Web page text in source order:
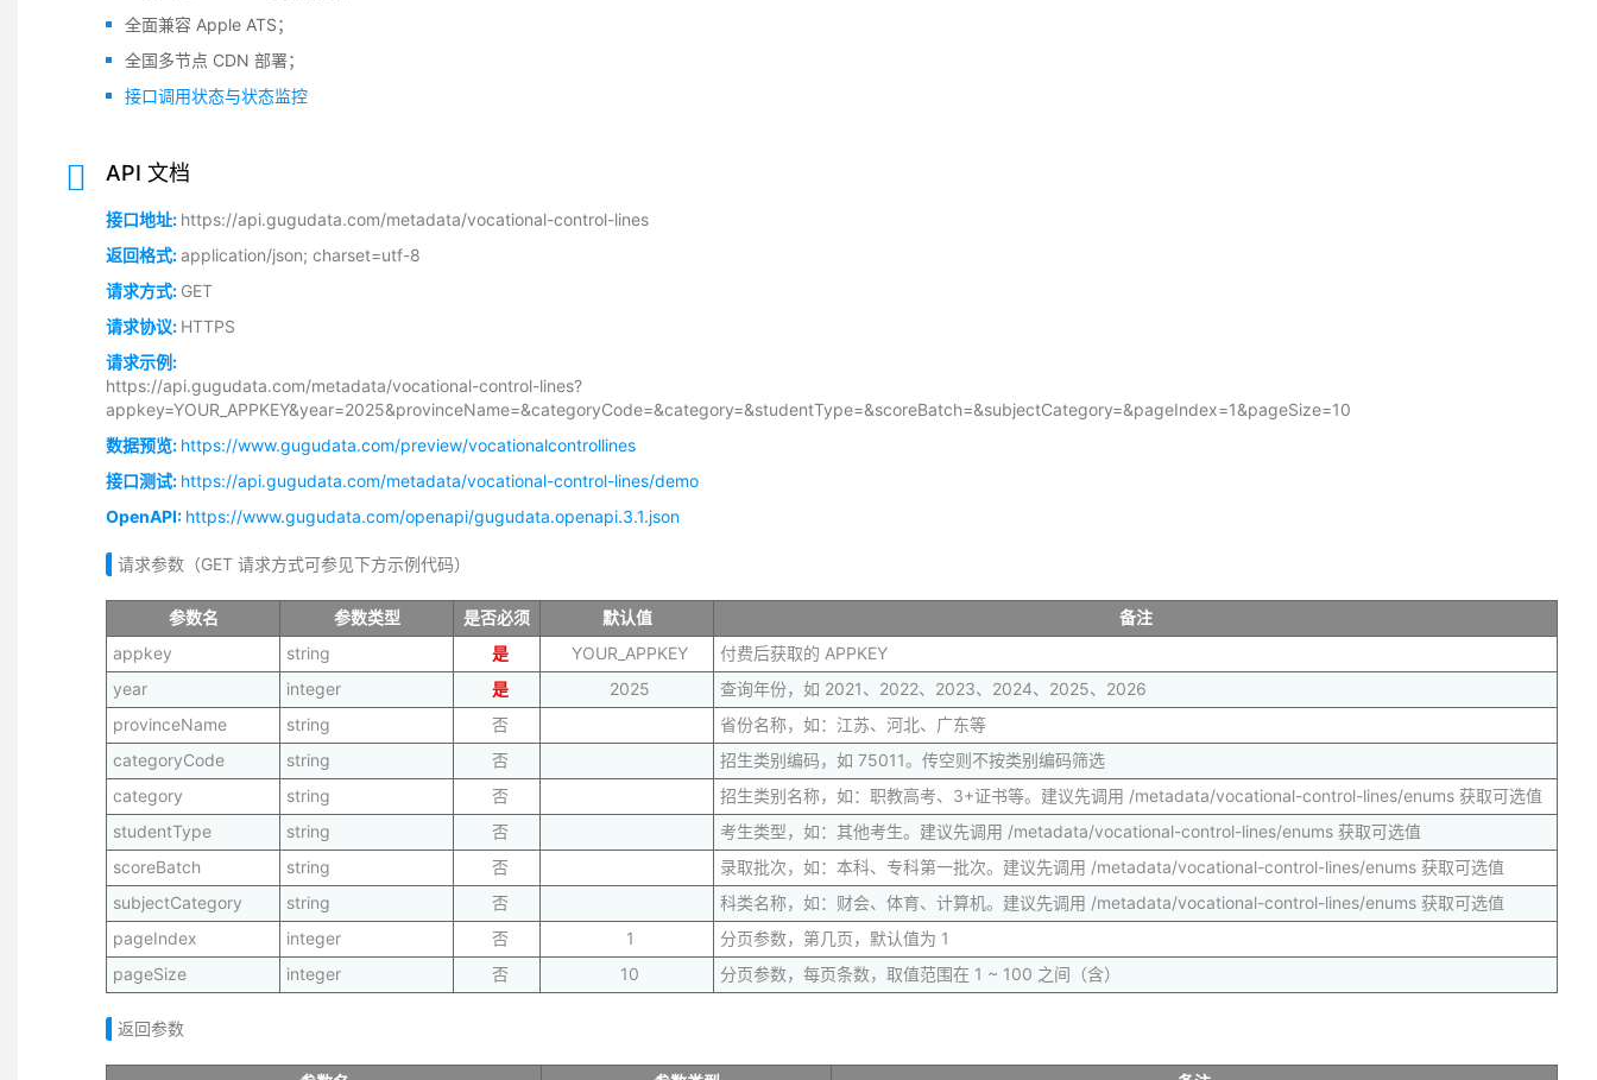
全面兼容 Apple ATS；
全国多节点 CDN 部署；
接口调用状态与状态监控
API 文档
接口地址: https://api.gugudata.com/metadata/vocational-control-lines
返回格式:application/json; charset=utf-8
请求方式: GET
请求协议: HTTPS
请求示例:
https://api.gugudata.com/metadata/vocational-control-lines?
appkey=YOUR_APPKEY&year=2025&provinceName=&categoryCode=&category=&studentType=&scoreBatch=&subjectCategory=&pageIndex=1&pageSize=10
数据预览: https://www.gugudata.com/preview/vocationalcontrollines
接口测试: https://api.gugudata.com/metadata/vocational-control-lines/demo
OpenAPI: https://www.gugudata.com/openapi/gugudata.openapi.3.1.json
请求参数（GET 请求方式可参见下方示例代码）
参数名 参数类型 是否必须 默认值
备注
appkey
string 是 YOUR_APPKEY
付费后获取的 APPKEY
year
integer 是 2025
查询年份，如 2021、2022、2023、2024、2025、2026
provinceName
string 否
省份名称，如：江苏、河北、广东等
categoryCode
string 否
招生类别编码，如 75011。传空则不按类别编码筛选
category
string 否
招生类别名称，如：职教高考、3+证书等。建议先调用 /metadata/vocational-control-lines/enums 获取可选值
studentType
string 否
考生类型，如：其他考生。建议先调用 /metadata/vocational-control-lines/enums 获取可选值
scoreBatch
string 否
录取批次，如：本科、专科第一批次。建议先调用 /metadata/vocational-control-lines/enums 获取可选值
subjectCategory
string 否
科类名称，如：财会、体育、计算机。建议先调用 /metadata/vocational-control-lines/enums 获取可选值
pageIndex
integer 否 1
分页参数，第几页，默认值为 1
pageSize
integer 否 10 分页参数，每页条数，取值范围在 1 ~ 100 之间（含）
返回参数